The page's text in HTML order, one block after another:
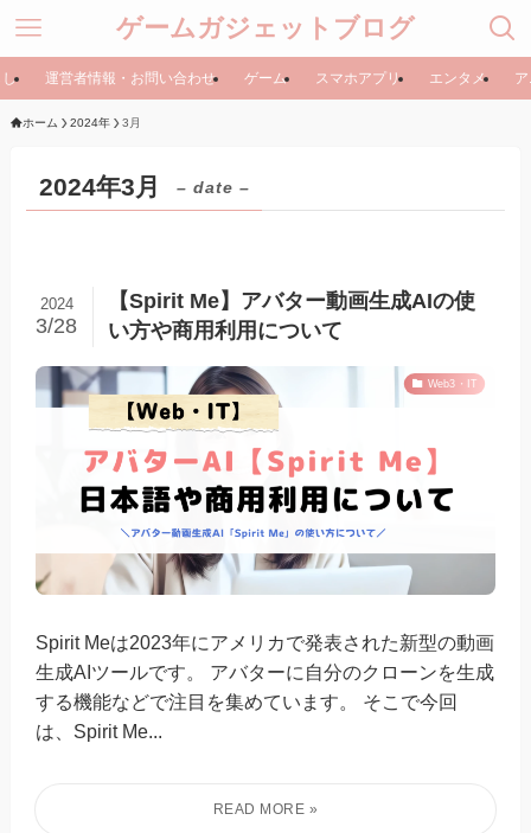
ゲームガジェットブログ
運営者情報・お問い合わせ ゲーム スマホアプリ エンタメ
ホーム 2024年 3月
2024年3月 – date –
【Spirit Me】アバター動画生成AIの使
い方や商用利用について
2024
3/28
Web3・IT
Spirit Meは2023年にアメリカで発表された新型の動画
生成AIツールです。 アバターに自分のクローンを生成
する機能などで注目を集めています。 そこで今回
は、Spirit Me...